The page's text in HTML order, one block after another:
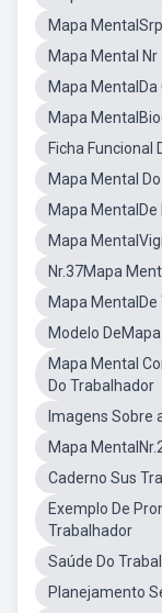
Mapa
Mapa Mental
Mapa
Mapa
Ficha Funcional
Mapa Mental
Mapa MentalDe
Mapa
Nr.37Mapa
Mapa
Modelo
Mapa Mental
Do Trabalhador
Imagens Sobre
Mapa
Caderno Sus
Exemplo De
Trabalhador
Saúde Do
Planejamento